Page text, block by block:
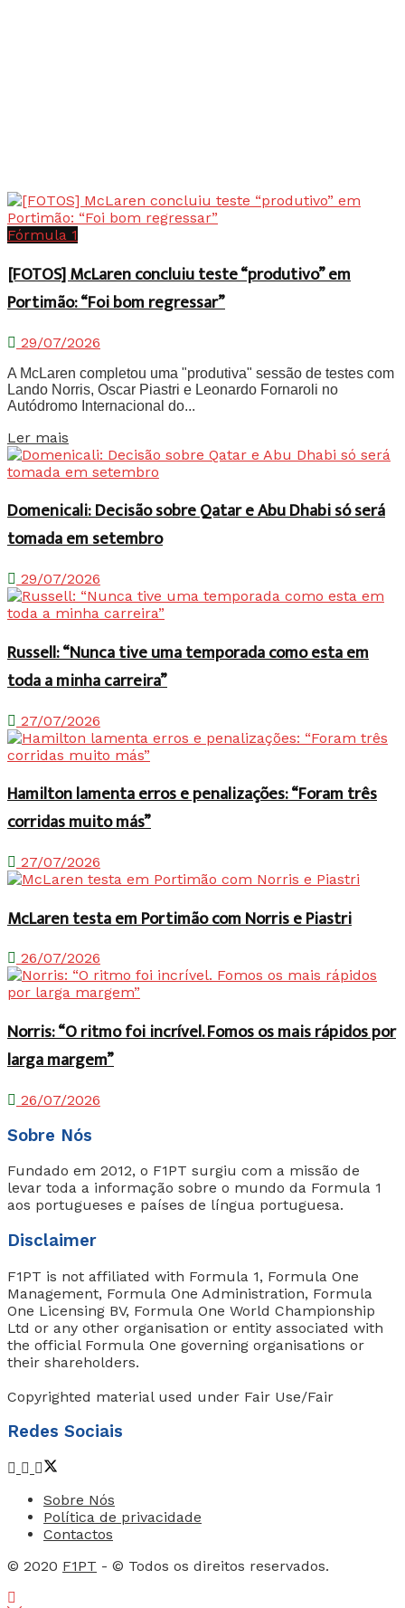
Fórmula 1
[FOTOS] McLaren concluiu teste “produtivo” em
Portimão: “Foi bom regressar”
29/07/2026
A McLaren completou uma "produtiva" sessão de testes com
Lando Norris, Oscar Piastri e Leonardo Fornaroli no
Autódromo Internacional do...
Ler mais
Domenicali: Decisão sobre Qatar e Abu Dhabi só será
tomada em setembro
29/07/2026
Russell: “Nunca tive uma temporada como esta em
toda a minha carreira”
27/07/2026
Hamilton lamenta erros e penalizações: “Foram três
corridas muito más”
27/07/2026
McLaren testa em Portimão com Norris e Piastri
26/07/2026
Norris: “O ritmo foi incrível. Fomos os mais rápidos por
larga margem”
26/07/2026
Sobre Nós
Fundado em 2012, o F1PT surgiu com a missão de
levar toda a informação sobre o mundo da Formula 1
aos portugueses e países de língua portuguesa.
Disclaimer
F1PT is not affiliated with Formula 1, Formula One
Management, Formula One Administration, Formula
One Licensing BV, Formula One World Championship
Ltd or any other organisation or entity associated with
the official Formula One governing organisations or
their shareholders.
Copyrighted material used under Fair Use/Fair
Redes Sociais
Sobre Nós
Política de privacidade
Contactos
© 2020 F1PT - © Todos os direitos reservados.